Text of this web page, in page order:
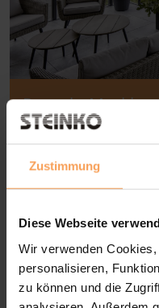
Zustimmung
Diese Webseite
Wir verwenden
personalisieren,
zu können und die
Pergola-
Sonnenschutz
Genießen.